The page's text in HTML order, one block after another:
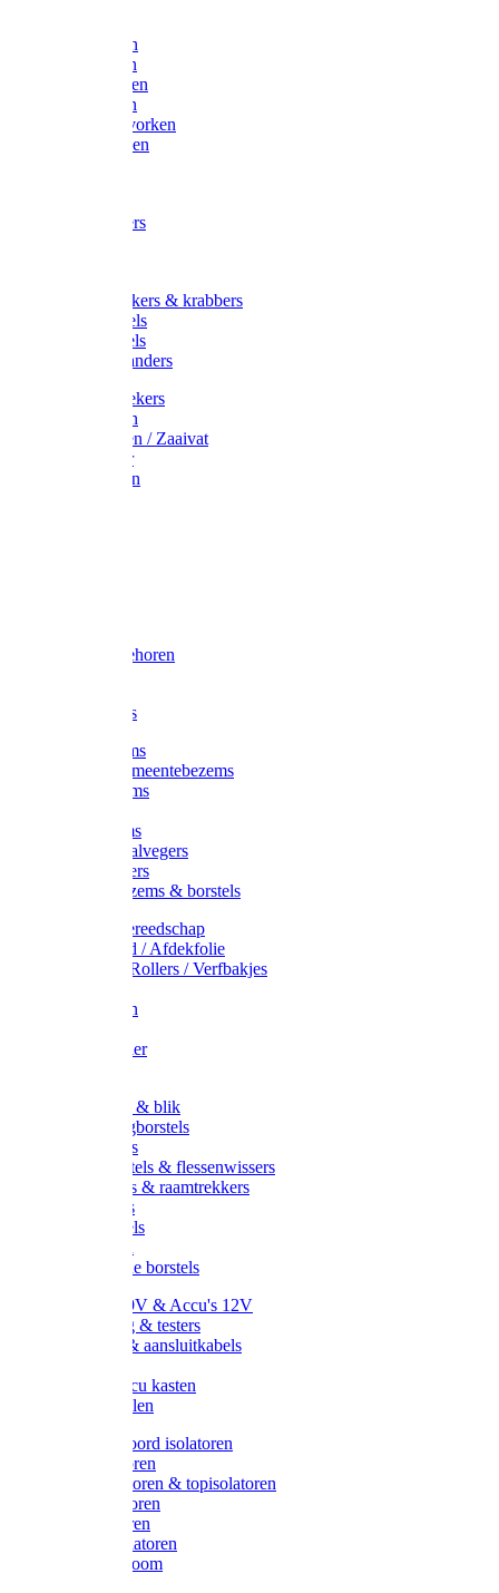
Hooivorken
Mestvorken
Bietenvorken
Maisvorken
Aardappelvorken
Vijgenvorken
Tuinkrabbers
Onkruidstekers & krabbers
Hartschoffels
Ruitschoffels
Onkruidbranders
Graskantstekers
Verticuteren
Strooiwagen / Zaaivat
Grasmaaier
Grasscharen
Slede toebehoren
Composters
Straatbezems
Stads- / Gemeentebezems
Terrasbezems
Gootbezems
Kamer-/Zaalvegers
Vloertrekkers
Onkruidbezems & borstels
Schildersgereedschap
Afplakband / Afdekfolie
Kwasten / Rollers / Verfbakjes
Afdekfoliën
Schuurpapier
Handveger & blik
Voetenveegborstels
Handvegers
Afwasborstels & flessenwissers
Wasborstels & raamtrekkers
Tonborstels
Werkborstels
Hygienische borstels
Batterijen 9V & Accu's 12V
Beveiliging & testers
Kabelsets & aansluitkabels
Metalen accu kasten
Zonnepanelen
Draad & koord isolatoren
Ringisolatoren
Extra isolatoren & topisolatoren
Hoekisolatoren
Lintisolatoren
Afstandisolatoren
Isolatorenboom